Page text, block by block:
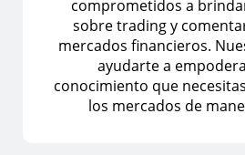
comprometidos a
sobre trading y
mercados financieros.
ayudarte a
conocimiento que
los mercados de